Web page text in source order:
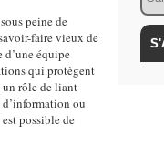
peine de
faire vieux de
d’une équipe
qui protègent
un rôle de liant
d’information ou
possible de